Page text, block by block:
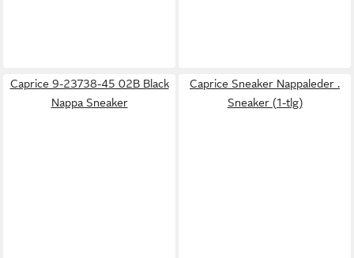
Caprice 9-23738-45 02B Black
Nappa Sneaker
Caprice Sneaker Nappaleder .
Sneaker (1-tlg)